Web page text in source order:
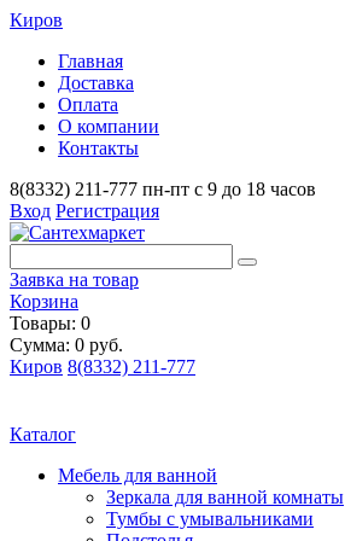
Киров
Главная
Доставка
Оплата
О компании
Контакты
8(8332) 211-777 пн-пт с 9 до 18 часов
Вход Регистрация
Заявка на товар
Корзина
Товары: 0
Сумма: 0 руб.
Киров 8(8332) 211-777
Каталог
Мебель для ванной
Зеркала для ванной комнаты
Тумбы с умывальниками